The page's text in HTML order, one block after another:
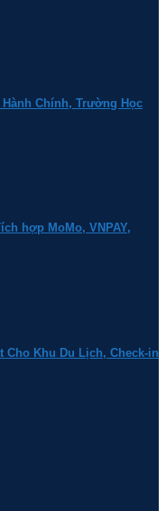
Chính, Trường Học
hợp MoMo, VNPAY,
Cho Khu Du Lịch, Check-in